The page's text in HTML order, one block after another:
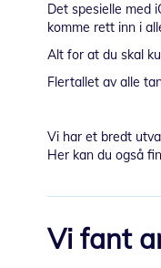
Det spesielle med
komme rett inn i
Alt for at du skal
Flertallet av alle
Vi har et bredt
Her kan du også
Vi fant